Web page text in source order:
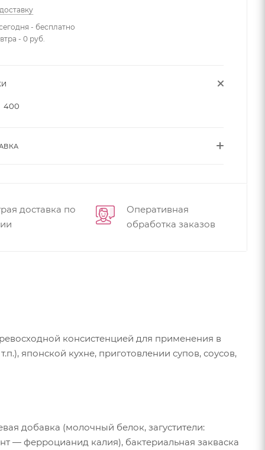
- бесплатно
- 0 руб.
400
доставка по
Оперативная
обработка заказов
консистенцией для применения в
японской кухне, приготовлении супов, соусов,
добавка (молочный белок, загустители:
— ферроцианид калия), бактериальная закваска